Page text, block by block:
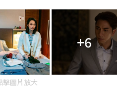
+6
擊圖片放大